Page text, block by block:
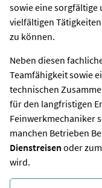
sowie eine sorgfältige
vielfältigen
zu können.
Neben diesen
Teamfähigkeit sowie
technischen
für den langfristigen
Feinwerkmechaniker
manchen Betrieben
Dienstreisen oder
wird.